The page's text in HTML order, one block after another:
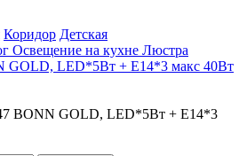
Коридор Детская
Освещение на кухне Люстра
GOLD, LED*5Вт + Е14*3 макс 40Вт
BONN GOLD, LED*5Вт + Е14*3